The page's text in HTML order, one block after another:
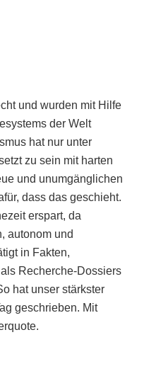
und wurden mit Hilfe
der Welt
hat nur unter
zu sein mit harten
und unumgänglichen
dass das geschieht.
erspart, da
autonom und
in Fakten,
Recherche-Dossiers
hat unser stärkster
geschrieben. Mit